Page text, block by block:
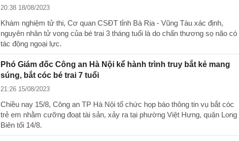
20:38 18/08/2023
Khám nghiệm tử thi, Cơ quan CSĐT tỉnh Bà Rịa - Vũng Tàu xác định,
nguyên nhân tử vong của bé trai 3 tháng tuổi là do chấn thương sọ não có
tác động ngoại lực.
Phó Giám đốc Công an Hà Nội kể hành trình truy bắt kẻ mang
súng, bắt cóc bé trai 7 tuổi
21:26 15/08/2023
Chiều nay 15/8, Công an TP Hà Nội tổ chức họp báo thông tin vụ bắt cóc
trẻ em nhằm cưỡng đoạt tài sản, xảy ra tại phường Việt Hưng, quận Long
Biên tối 14/8.